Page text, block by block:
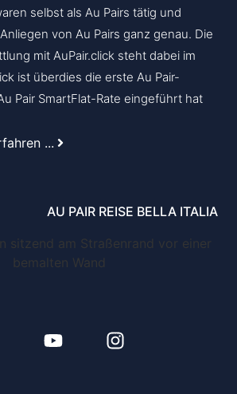
selbst als Au Pairs tätig und
von Au Pairs ganz genau. Die
mit AuPair.click steht dabei im
ist überdies die erste Au Pair-
Pair SmartFlat-Rate eingeführt hat
...
AU PAIR REISE BELLA ITALIA